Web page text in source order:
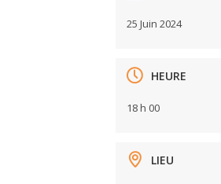
25 Juin 2024
HEURE
18 h 00
LIEU